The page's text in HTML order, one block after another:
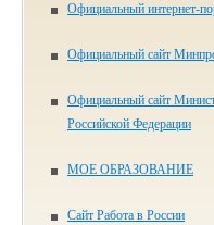
Официальный интернет-
Официальный сайт
Официальный сайт
Российской Федерации
МОЕ ОБРАЗОВАНИЕ
Сайт Работа в России